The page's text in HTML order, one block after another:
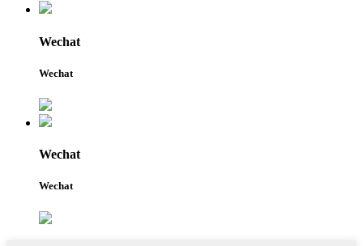
Wechat
Wechat
Wechat
Wechat